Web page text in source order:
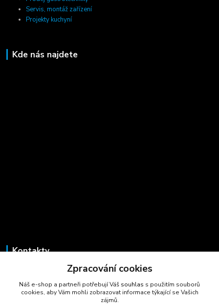
Servis, montáž zařízení
Projekty kuchyní
Kde nás najdete
Kontakty
+420 723 725 881
(Po-Pá, 8-16 hod.)
Zpracování cookies
Náš e-shop a partneři potřebují Váš souhlas s použitím souborů
cookies, aby Vám mohli zobrazovat informace týkající se Vašich
zájmů.